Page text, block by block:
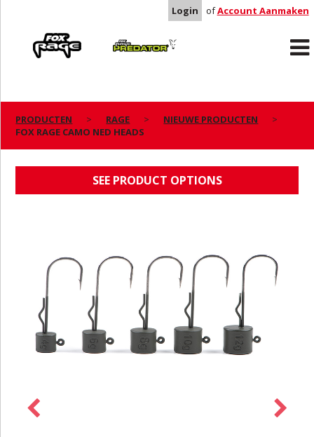
Login ofAccount Aanmaken
Predator
PRODUCTEN RAGE
NIEUWE PRODUCTEN
FOX RAGE CAMO NED HEADS
SEE PRODUCT OPTIONS